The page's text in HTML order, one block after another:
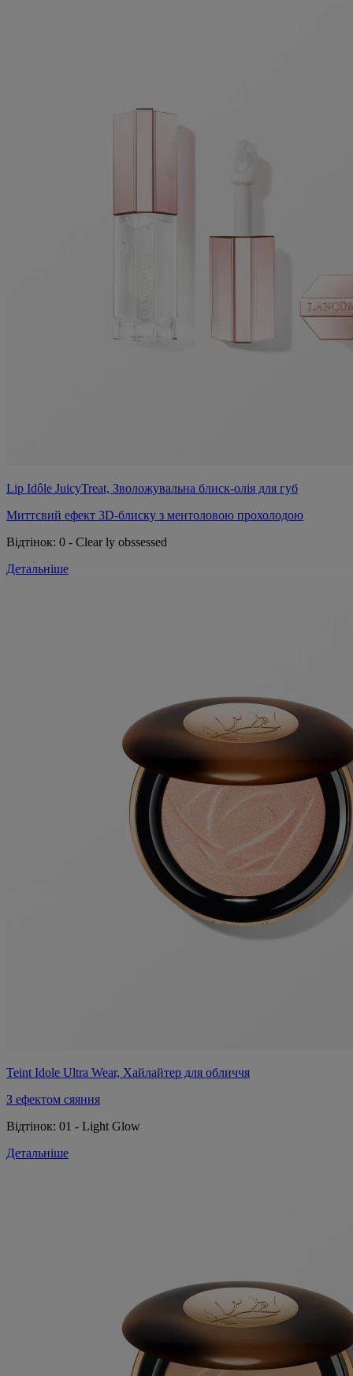
Lip Idôle JuicyTreat, Зволожувальна блиск-олія для губ
Миттєвий ефект 3D-блиску з ментоловою прохолодою
Відтінок: 0 - Clear ly obssessed
Детальніше
Teint Idole Ultra Wear, Хайлайтер для обличчя
З ефектом сяяння
Відтінок: 01 - Light Glow
Детальніше